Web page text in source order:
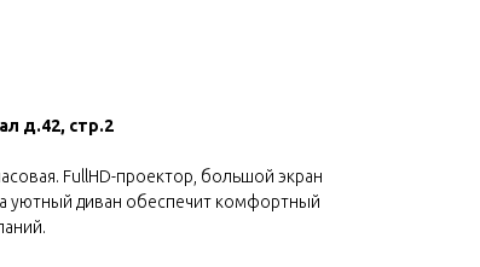
д.42, стр.2
FullHD-проектор, большой экран
уютный диван обеспечит комфортный